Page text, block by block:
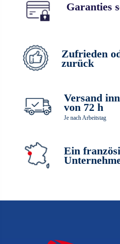
Garanties
Zufrieden
zurück
Versand
von 72 h
Je nach Arbeitstag
Ein